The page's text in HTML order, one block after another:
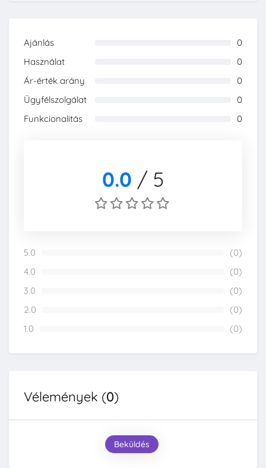
Ajánlás
0
Használat
0
Ár-érték arány
0
Ügyfélszolgálat
0
Funkcionalitás
0
0.0 / 5
5.0
(0)
4.0
(0)
3.0
(0)
2.0
(0)
1.0
(0)
Vélemények (0)
Beküldés